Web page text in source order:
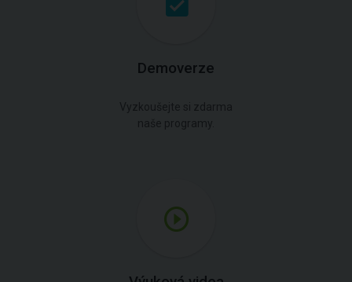
Demoverze
Vyzkoušejte si zdarma
naše programy.